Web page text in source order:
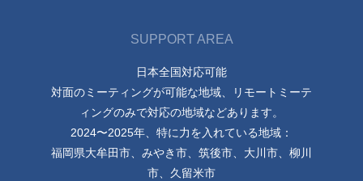
SUPPORT AREA
日本全国対応可能
対面のミーティングが可能な地域、リモートミーテ
ィングのみで対応の地域などあります。
2024〜2025年、特に力を入れている地域：
福岡県大牟田市、みやき市、筑後市、大川市、柳川
市、久留米市